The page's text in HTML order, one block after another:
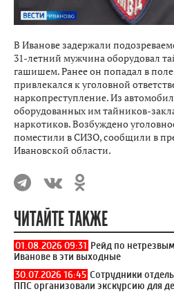
В Иванове задержали
31-летний мужчина оборудовал
гашишем. Ранее он попадал в
привлекался к уголовной
наркопреступление. Из
оборудованных им тайников-
наркотиков. Возбуждено
поместили в СИЗО, сообщили в
Ивановской области.
ЧИТАЙТЕ ТАКЖЕ
01.08.2026 09:31 Рейд по
Иванове в эти выходные
30.07.2026 16:45 Сотрудники
ППС организовали экскурсию для